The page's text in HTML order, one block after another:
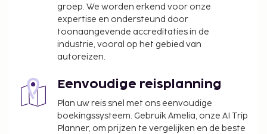
groep. We worden erkend voor onze
expertise en ondersteund door
toonaangevende accreditaties in de
industrie, vooral op het gebied van
autoreizen.
Eenvoudige reisplanning
Plan uw reis snel met ons eenvoudige
boekingssysteem. Gebruik Amelia, onze AI Trip
Planner, om prijzen te vergelijken en de beste